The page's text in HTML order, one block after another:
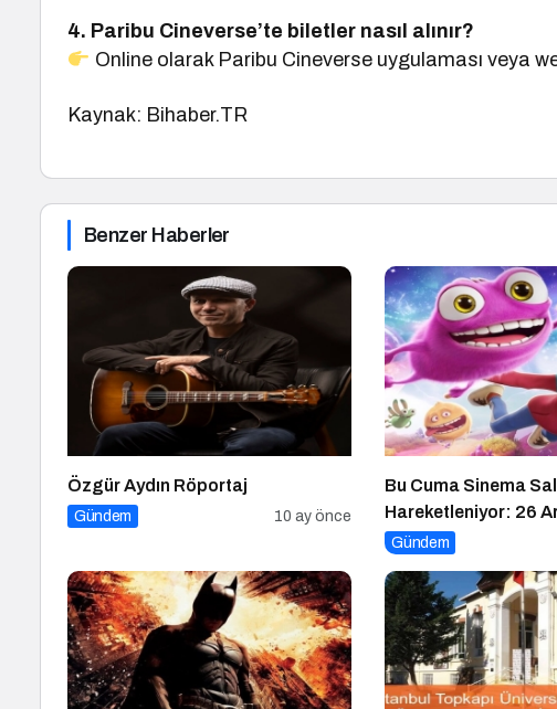
4. Paribu Cineverse’te biletler nasıl alınır?
Online olarak Paribu Cineverse uygulaması veya
Kaynak: Bihaber.TR
Benzer Haberler
Özgür Aydın Röportaj
Gündem 10 ay önce
Bu Cuma Sinema
Hareketleniyor: 26
Vizyondaki Filmler
Gündem